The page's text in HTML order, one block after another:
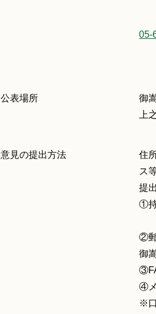
05-
公表場所
御
上
意見の提出方法
住
ス
提
①
②
御
④
※